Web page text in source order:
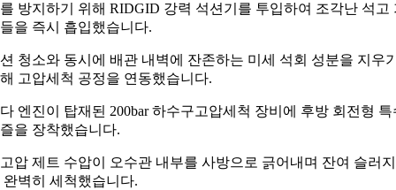
방지하기 위해 RIDGID 강력 석션기를 투입하여 조각난 석고
을 즉시 흡입했습니다.
청소와 동시에 배관 내벽에 잔존하는 미세 석회 성분을 지우
고압세척 공정을 연동했습니다.
엔진이 탑재된 200bar 하수구고압세척 장비에 후방 회전형 특
을 장착했습니다.
압 제트 수압이 오수관 내부를 사방으로 긁어내며 잔여 슬러
완벽히 세척했습니다.